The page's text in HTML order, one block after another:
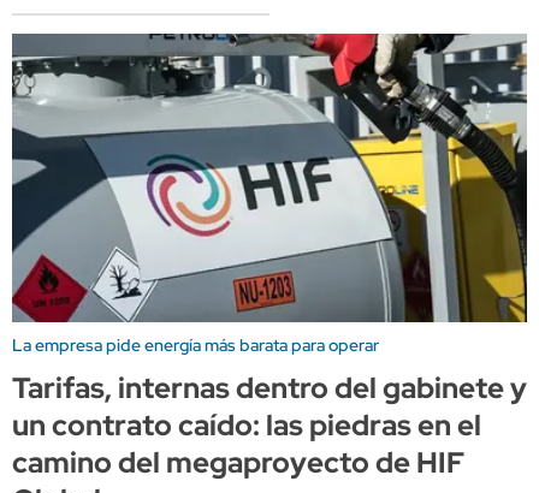
La empresa pide energía más barata para operar
Tarifas, internas dentro del gabinete y
un contrato caído: las piedras en el
camino del megaproyecto de HIF